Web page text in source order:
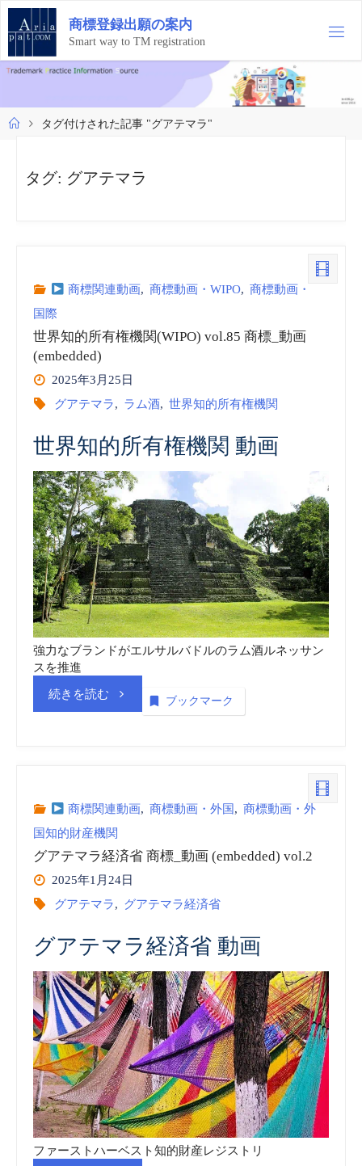
コ
テ
ン
ツ
ス
キ
商標登録出願の案内
Smart way to TM registration
ホ
タグ付けされた記事 "グアテマラ"
タグ: グアテマラ
商標関連動画, 商標動画・WIPO, 商標動画・
国際
世界知的所有権機関(WIPO) vol.85 商標_動画
(embedded)
2025年3月25日
グアテマラ, ラム酒, 世界知的所有権機関
世界知的所有権機関 動画
強力なブランドがエルサルバドルのラム酒ルネッサン
スを推進
続きを読む“世
的
所
有
権
機
関
(WIPO)
vol.85
商
標
ブックマーク
商標関連動画, 商標動画・外国, 商標動画・外
国知的財産機関
グアテマラ経済省 商標_動画 (embedded) vol.2
2025年1月24日
グアテマラ, グアテマラ経済省
グアテマラ経済省 動画
ファーストハーベスト知的財産レジストリ